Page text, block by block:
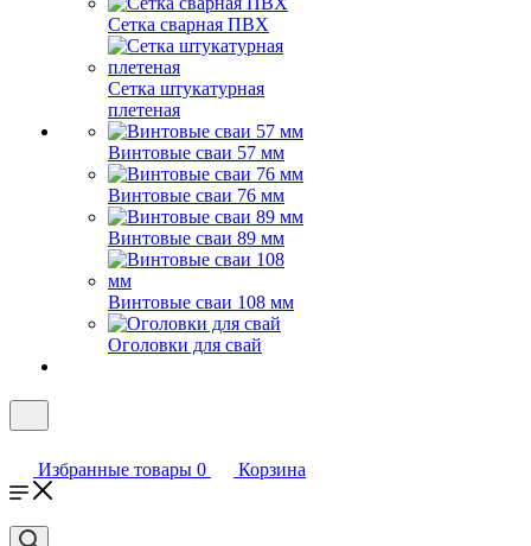
Сетка сварная ПВХ
Сетка штукатурная
плетеная
Винтовые сваи 57 мм
Винтовые сваи 76 мм
Винтовые сваи 89 мм
Винтовые сваи 108 мм
Оголовки для свай
Избранные товары 0 Корзина